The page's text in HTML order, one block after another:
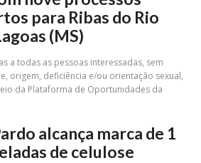
para Ribas do Rio
(MS)
a todas as pessoas interessadas, sem
origem, deficiência e/ou orientação sexual,
da Plataforma de Oportunidades da
alcança marca de 1
de celulose